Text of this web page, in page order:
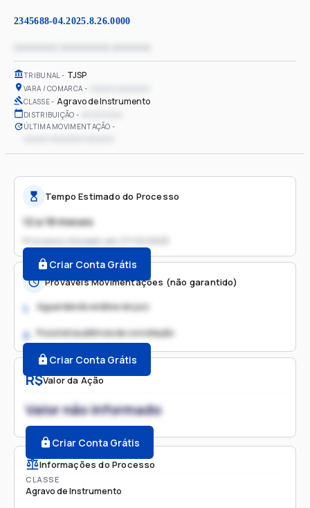
2345688-04.2025.8.26.0000
TRIBUNAL TJSP
VARA / COMARCA
CLASSE Agravo de Instrumento
DISTRIBUIÇÃO
ÚLTIMA MOVIMENTAÇÃO
R$Valor da Ação
Valor não informado
Criar Conta Grátis
Informações do Processo
CLASSE
Agravo de Instrumento
Tempo Estimado do Processo
12 a 18 meses
Processo iniciado em
Criar Conta Grátis
Prováveis Movimentações (não garantido)
1. Aguardando análise do juiz
2. Possível audiência de conciliação
Criar Conta Grátis